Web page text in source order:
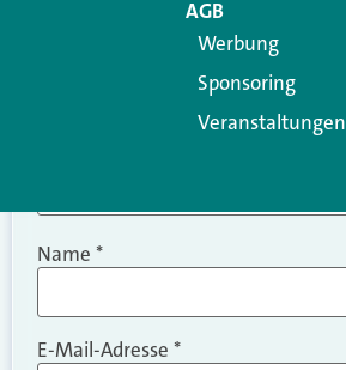
Name *
E-Mail-Adresse *
AGB
Werbung
Sponsoring
Veranstaltungen